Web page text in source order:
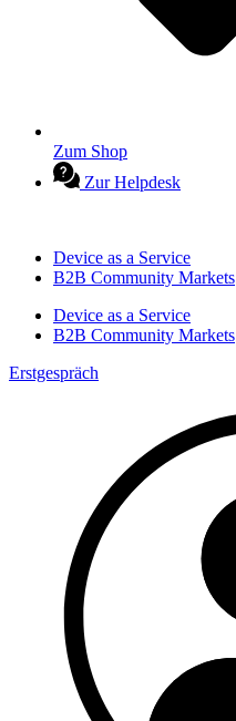
Zum Shop
Zur Helpdesk
Device as a Service
B2B Community Markets
Device as a Service
B2B Community Markets
Erstgespräch